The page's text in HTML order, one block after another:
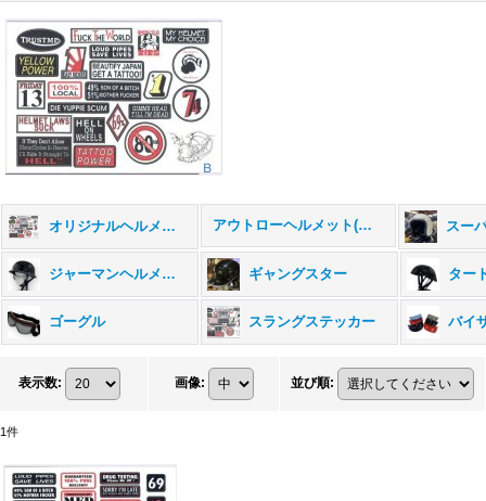
オリジナルヘルメット (全商品) アウトローヘルメット(期間・数量限定)
ジャーマンヘルメット ギャングスター ター
ゴーグル スラングステッカー バイ
表示数: 画像: 並び順:
1件